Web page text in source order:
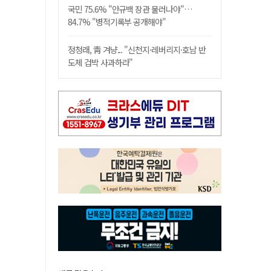
국민 75.6% "안규백 장관 물러나야"…
84.7% "병적기록부 공개해야"
정청래, 靑 겨냥... "신천지·레버리지·호남 반
도체 겁박 사과하라"